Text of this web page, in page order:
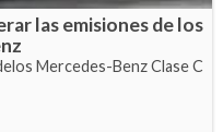
las emisiones de los
Mercedes-Benz Clase C